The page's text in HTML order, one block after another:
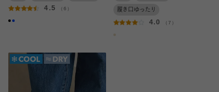
4.5 （6） 履き口ゆったり
4.0 （7）